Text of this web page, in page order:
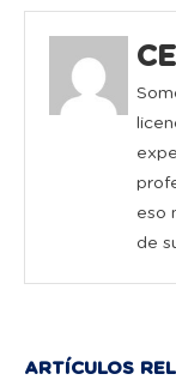
eso
de
ARTÍCULOS